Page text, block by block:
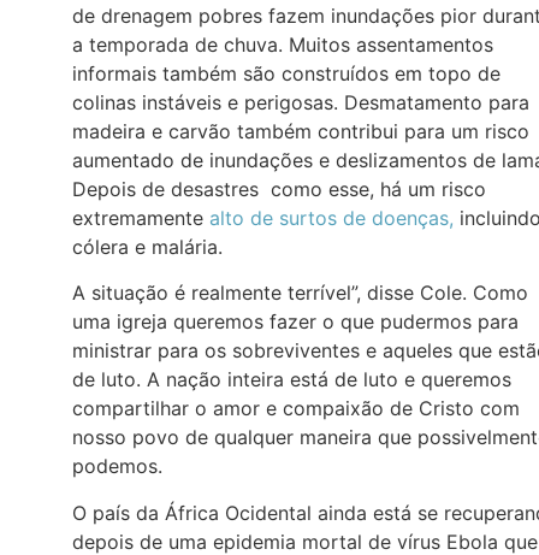
de drenagem pobres fazem inundações pior
a temporada de chuva. Muitos assentamentos
informais também são construídos em topo de
colinas instáveis e perigosas. Desmatamento para
madeira e carvão também contribui para um risco
aumentado de inundações e deslizamentos de
Depois de desastres como esse, há um risco
extremamente alto de surtos de doenças,
cólera e malária.
A situação é realmente terrível”, disse Cole. Como
uma igreja queremos fazer o que pudermos para
ministrar para os sobreviventes e aqueles que
de luto. A nação inteira está de luto e queremos
compartilhar o amor e compaixão de Cristo com
nosso povo de qualquer maneira que
podemos.
O país da África Ocidental ainda está se
depois de uma epidemia mortal de vírus Ebola que